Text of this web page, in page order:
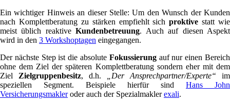
Ein wichtiger Hinweis an dieser Stelle: Um den Wunsch der Kunden
nach Komplettberatung zu stärken empfiehlt sichproktive statt wie
meist üblich reaktiveKundenbetreuung. Auch auf diesen Aspekt
wird in den 3 Workshoptagen eingegangen.
Der nächste Step ist die absolute Fokussierungauf nur einen Bereich
ohne dem Ziel der späteren Komplettberatung sondern eher mit dem
Ziel Zielgruppenbesitz, d.h. „Der Ansprechpartner/Experte“ im
speziellen Segment. Beispiele hierfür sind Hans John
Versicherungsmakleroder auch der Spezialmaklerexali.